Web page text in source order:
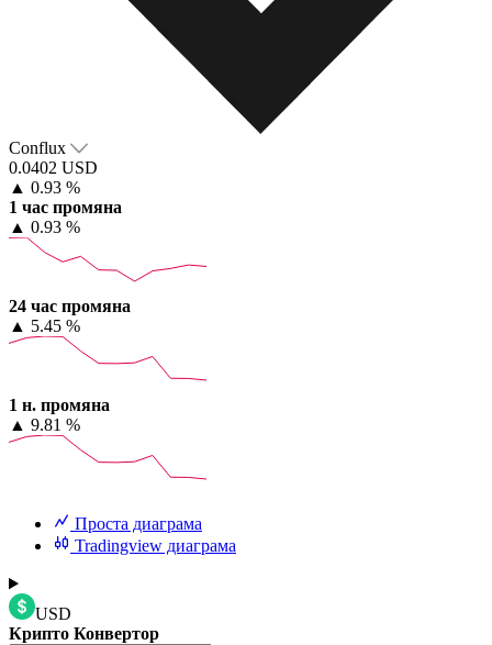
Conflux
0.0402 USD
▲ 0.93 %
1 час промяна
▲ 0.93 %
24 час промяна
▲ 5.45 %
1 н. промяна
▲ 9.81 %
Проста диаграма
Tradingview диаграма
USD
Крипто Конвертор